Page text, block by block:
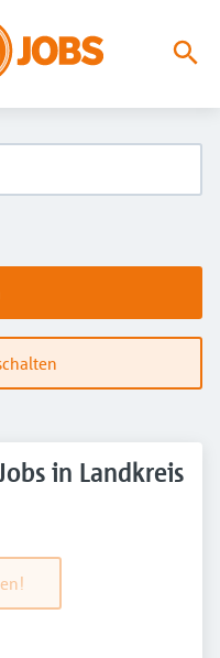
in Landkreis